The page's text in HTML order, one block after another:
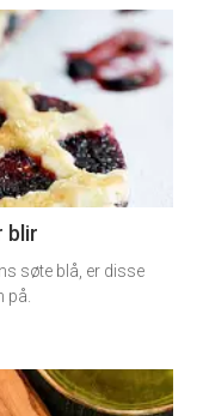
blir
søte blå, er disse
på.